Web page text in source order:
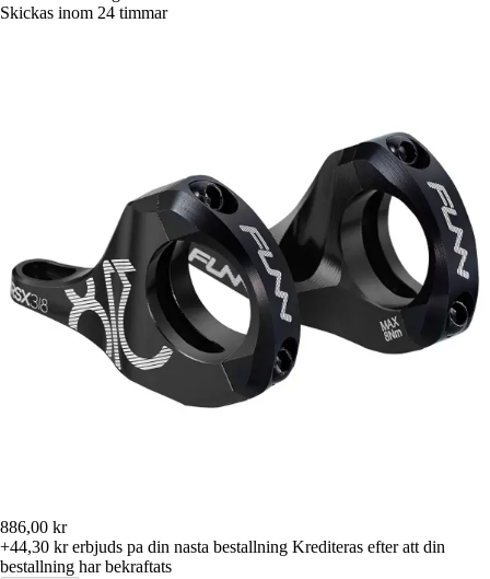
Skickas inom 24 timmar
886,00 kr
+44,30 krerbjuds pa din nasta bestallning Krediteras efter att din
bestallning har bekraftats